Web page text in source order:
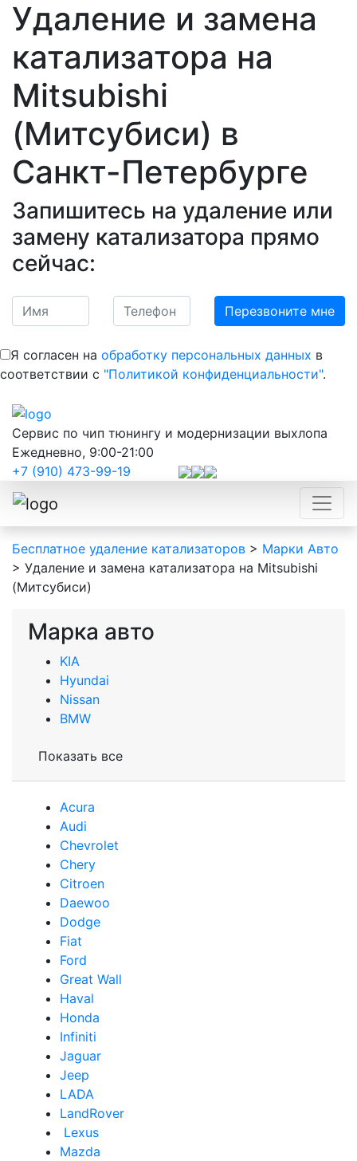
Удаление и замена
катализатора на
Mitsubishi
(Митсубиси) в
Санкт-Петербурге
Запишитесь на удаление или
замену катализатора прямо
сейчас:
Я согласен на обработку персональных данных в
соответствии с "Политикой конфиденциальности".
Сервис по чип тюнингу и модернизации выхлопа
Ежедневно, 9:00-21:00
+7 (910) 473-99-19
Бесплатное удаление катализаторов > Марки Авто
> Удаление и замена катализатора на Mitsubishi
(Митсубиси)
Марка авто
KIA
Hyundai
Nissan
BMW
Показать все
Acura
Audi
Сhevrolet
Chery
Сitroen
Daewoo
Dodge
Fiat
Ford
Great Wall
Haval
Honda
Infiniti
Jaguar
Jeep
LADA
LandRover
Lexus
Mazda